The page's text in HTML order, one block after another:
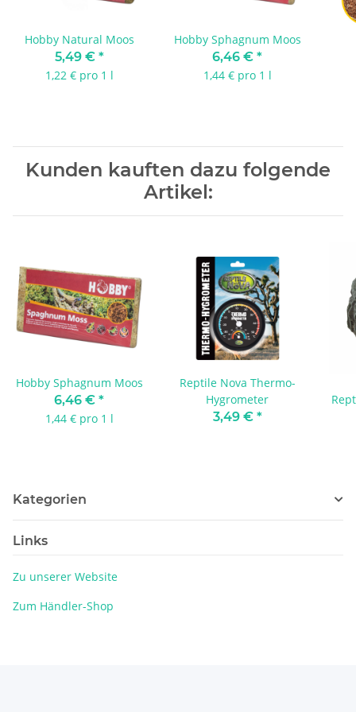
Hobby Natural Moos
5,49 € *
1,22 € pro 1 l
Hobby Sphagnum Moos
6,46 € *
1,44 € pro 1 l
Kunden kauften dazu folgende
Artikel:
Hobby Sphagnum Moos
6,46 € *
1,44 € pro 1 l
Reptile Nova Thermo-
Hygrometer
3,49 € *
Kategorien
Links
Zu unserer Website
Zum Händler-Shop